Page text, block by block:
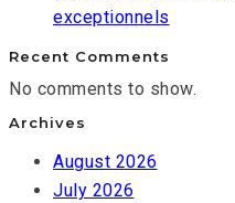
exceptionnels
Recent Comments
No comments to show.
Archives
August 2026
July 2026